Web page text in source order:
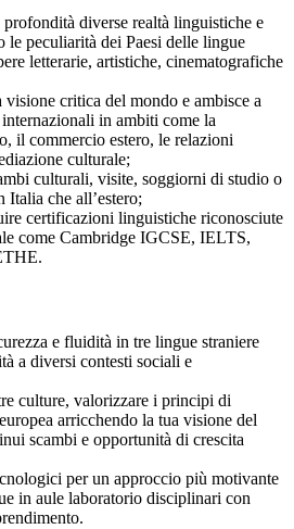
profondità diverse realtà linguistiche e
le peculiarità dei Paesi delle lingue
letterarie, artistiche, cinematografiche
critica del mondo e ambisce a
in ambiti come la
il commercio estero, le relazioni
culturale;
culturali, visite, soggiorni di studio o
Italia che all’estero;
certificazioni linguistiche riconosciute
come Cambridge IGCSE, IELTS,
e fluidità in tre lingue straniere
a diversi contesti sociali e
culture, valorizzare i principi di
arricchendo la tua visione del
scambi e opportunità di crescita
per un approccio più motivante
in aule laboratorio disciplinari con